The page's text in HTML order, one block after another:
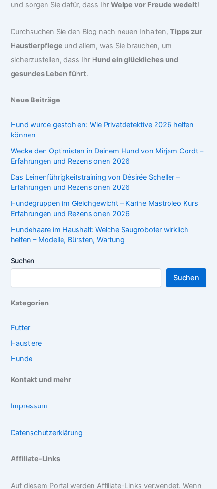
und sorgen Sie dafür, dass IhrWelpe vor Freude wedelt!
Durchsuchen Sie den Blog nach neuen Inhalten,Tipps zur
Haustierpflege und allem, was Sie brauchen, um
sicherzustellen, dass Ihr Hund ein glückliches und
gesundes Leben führt.
Neue Beiträge
Hund wurde gestohlen: Wie Privatdetektive 2026 helfen
können
Wecke den Optimisten in Deinem Hund von Mirjam Cordt –
Erfahrungen und Rezensionen 2026
Das Leinenführigkeitstraining von Désirée Scheller –
Erfahrungen und Rezensionen 2026
Hundegruppen im Gleichgewicht – Karine Mastroleo Kurs
Erfahrungen und Rezensionen 2026
Hundehaare im Haushalt: Welche Saugroboter wirklich
helfen – Modelle, Bürsten, Wartung
Suchen
Suchen
Kategorien
Futter
Haustiere
Hunde
Kontakt und mehr
Impressum
Datenschutzerklärung
Affiliate-Links
Auf diesem Portal werden Affiliate-Links verwendet. Wenn